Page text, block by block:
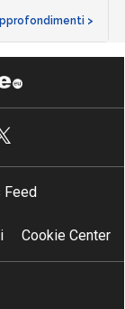
>
Feed
Cookie Center